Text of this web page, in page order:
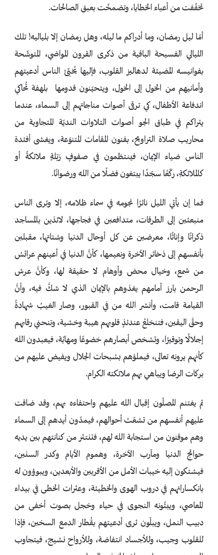
تخفّفت من أعباء الخطايا، وتضمخّت بعبق الصالحات.
أمّا ليل رمضان، وما أدراكم ما ليله، وهل رمضان إلا بلياليه! تلك
الليالي الفسيحة الباقية من ذكرى القرون المواضي، المتوشّحة
بفوانيسه المضيئة لدهاليز القلوب، فإليها يُخبِّئ الناس أدعيتهم
وأمانيهم من الحَول إلى الحَول، ويتحيّنون قدومها بلهفة تُحاكي
اندفاعة الأطفال، كي ترقى أصوات مناجاتهم إلى السماء، عندما
يتراكم في طباق الجو أصوات التلاوات النديّة المتجاوبة من
محاريب صلاة التراويح، بفنون المقامات المتنوّعة، ويغشى أفئدة
الناس ضياء الإيمان، فينتظمون في صفوفٍ رَتِلةٍ ملائكةً أو
كالملائكةِ، ركّعًا سجّدًا يبتغون فضلًا من الله ورضوانًا.
فما إن يأتي الليل ناثرًا نجومه في سماء ظلامه، إلا وترى الناس
منبعثين إلى الطرقات، متدافعين في فجاجها، لائذين بالمساجد
ذكرانًا وإناثًا، معرضين عن كل أوحال الدنيا وشتاتها، مقبلين
بأنفسهم إلى ذخائر الآخرة ونعيمها، كأنَّ الدنيا في أعينهم عرائسُ
من شمع، وخيال محض وأوهام لا حقيقة لها، وكأنَّ عرش
الرحمن بارز أمامهم يغذوهم بالإيمان الذي لا شكَّ فيه، وأنَّ
القيامة قامت، وأنشر الله من في القبور، وصار الغيبُ شهادةً
وحقَّ اليقين، فتنخلعُ عندئذٍ قلوبهم هيبة وخشية، وتنحني رقابهم
إجلالًا وتوقيرًا، وتشخص أبصارهم خضوعًا ومهابًة، فيعبدون الله
كأنهم يرونه تعالى، فيملؤهم بسُبحات الجلال ويفيض عليهم من
بركات الرضا ويباهي بهم ملائكته الكرام.
ثم يغتنم المصلّون إقبال الله عليهم واحتفاءه بهم، وقد ضاقت
عليهم أنفسهم من تشعّث أحوالهم، فيمدّون أيدهم إلى السماء
وهم موقنون من استجابة الله لهم، فتنتثر من كنانتهم بين يديه
حوائج الدنيا ومآرب الآخرة، وهموم الأيام وكدر السنين،
فيشتكون إليه خيبات الأمل من الأقربين والأبعدين، ويبوؤون له
بانكساراتهم في دروب الهوى والخطيئة، وعثرات الخطى في بيداء
المعاصي، ويبثّونه النجوى في حياء وخجل بصوت أخفى من
دبيب النمل، ويبلّون ثرى أدعيتهم بقُطار الدمع السخين، فإذا
للقلوب وجيب، وللأجساد انتفاضة، وللأرواح نشيج، فيتجاوب